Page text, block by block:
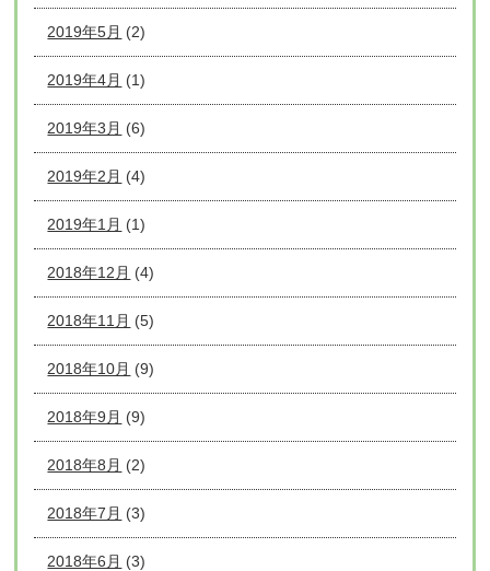
2019年5月 (2)
2019年4月 (1)
2019年3月 (6)
2019年2月 (4)
2019年1月 (1)
2018年12月 (4)
2018年11月 (5)
2018年10月 (9)
2018年9月 (9)
2018年8月 (2)
2018年7月 (3)
2018年6月 (3)